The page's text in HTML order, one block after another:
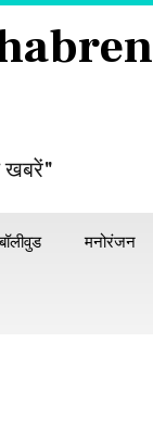
खबरें"
बॉलीवुड मनोरंजन